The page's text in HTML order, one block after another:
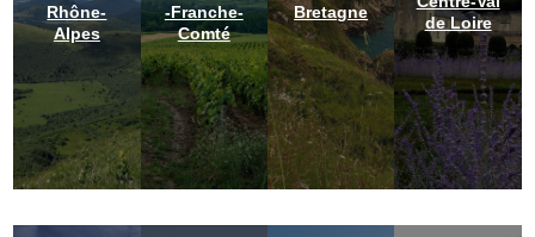
Rhône-
Alpes
-Franche-
Comté
Bretagne
de Loire